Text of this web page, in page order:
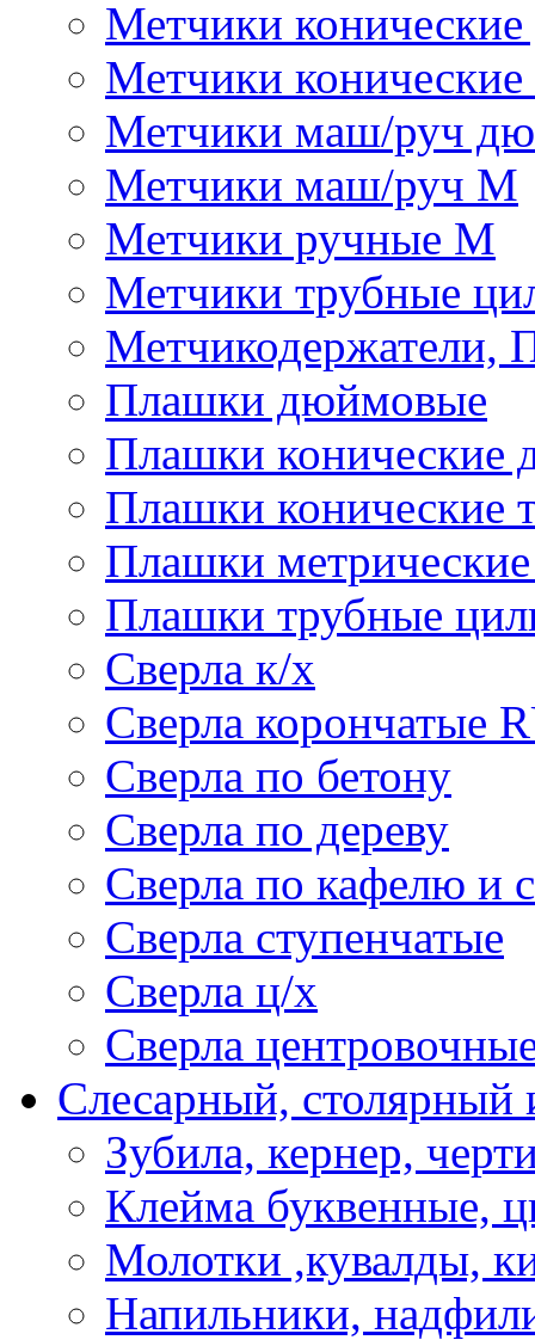
Метчики
Метчики
Метчики маш/руч
Метчики маш/руч М
Метчики ручные М
Метчики трубные
Метчикодержатели,
Плашки дюймовые
Плашки
Плашки конические
Плашки
Плашки трубные
Сверла к/х
Сверла корончатые
Сверла по бетону
Сверла по дереву
Сверла по кафелю и
Сверла ступенчатые
Сверла ц/х
Сверла
Слесарный, столярный
Зубила, кернер,
Клейма буквенные,
Молотки ,кувалды,
Напильники,